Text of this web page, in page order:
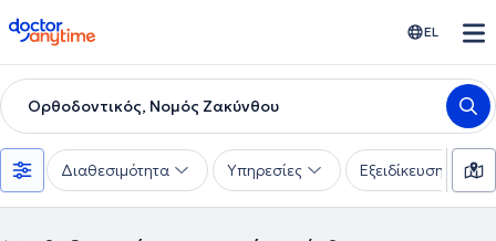
doctoranytime EL
Ορθοδοντικός, Νομός Ζακύνθου
Διαθεσιμότητα Υπηρεσίες Εξειδίκευση